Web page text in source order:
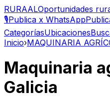
RURAALOportunidades
🎙️Publica x WhatsApp
CategoríasUbicaciones
Inicio›MAQUINARIA
Maquinaria
Galicia